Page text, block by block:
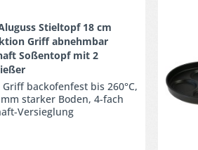
Stieltopf 18 cm
Griff abnehmbar
Soßentopf mit 2
backofenfest bis 260°C,
starker Boden, 4-fach
Versieglung